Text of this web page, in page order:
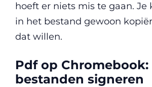
hoeft er niets mis te gaan. Je
in het bestand gewoon
dat willen.
Pdf op Chromebook:
bestanden signeren